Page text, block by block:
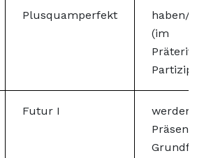
Plusquamperfekt
haben/
(im
Partizip
Futur I
werden